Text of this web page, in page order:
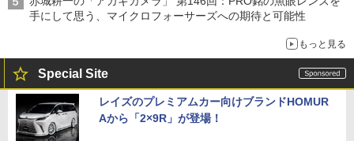
手にして思う、マイクロフォーサーズへの期待と可能性
もっと見る
Special Site
レイズのプレミアムカー向けブランドHOMUR
Aから「2×9R」が登場！